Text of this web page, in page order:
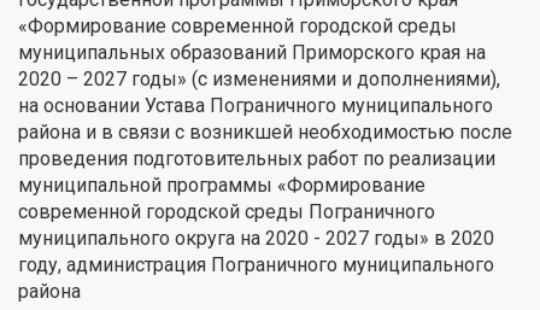
«Формирование современной городской среды
муниципальных образований Приморского края на
2020 – 2027 годы» (с изменениями и дополнениями),
на основании Устава Пограничного муниципального
района и в связи с возникшей необходимостью после
проведения подготовительных работ по реализации
муниципальной программы «Формирование
современной городской среды Пограничного
муниципального округа на 2020 - 2027 годы» в 2020
году, администрация Пограничного муниципального
района